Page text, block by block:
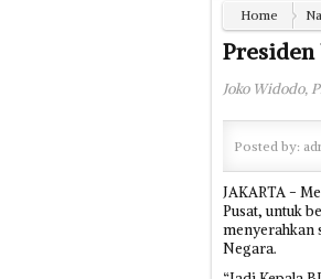
Home
Presiden
Joko Widodo,
Posted by:
JAKARTA -
Pusat, untuk
menyerahkan
Negara.